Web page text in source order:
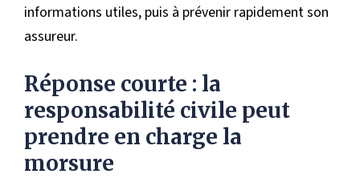
informations utiles, puis à prévenir rapidement son
assureur.
Réponse courte : la
responsabilité civile peut
prendre en charge la
morsure